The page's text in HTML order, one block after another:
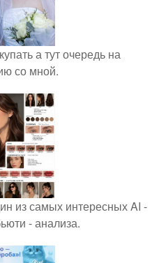
а тут очередь на
со мной.
из самых интересных AI -
- анализа.